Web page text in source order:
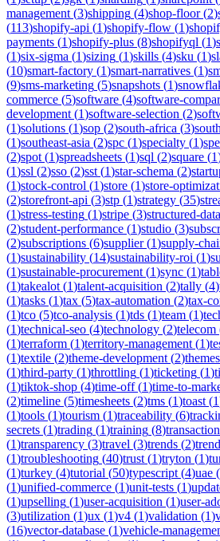
management (3)shipping (4)shop-floor(2)
(113)shopify-api (1)shopify-flow (1)
payments (1)shopify-plus (8)shopifyql (1)
(1)six-sigma (1)sizing (1)skills (4)sku (1)
(10)smart-factory (1)smart-narratives (1)
(9)sms-marketing (5)snapshots (1)
commerce (5)software (4)software-
development (1)software-selection (2)
(1)solutions (1)sop (2)south-africa (3)
(1)southeast-asia (2)spc (1)specialty (1)
(2)spot (1)spreadsheets (1)sql (2)square (1
(1)ssl (2)sso (2)sst (1)star-schema (2)
(1)stock-control (1)store (1)store-
(2)storefront-api (3)stp (1)strategy (35)
(1)stress-testing (1)stripe (3)structured-data
(2)student-performance (1)studio (3)
(2)subscriptions (6)supplier(1)supply-
(1)sustainability (14)sustainability-roi (1)
(1)sustainable-procurement (1)sync (1)
(1)takealot (1)talent-acquisition (2)tally (4)
(1)tasks (1)tax (5)tax-automation (2)tax-
(1)tco (5)tco-analysis (1)tds (1)team (1)
(1)technical-seo (4)technology (2)telecom
(1)terraform (1)territory-management (1)
(1)textile (2)theme-development (2)themes
(1)third-party (1)throttling (1)ticketing (1)
(1)tiktok-shop (4)time-off(1)time-to-
(2)timeline (5)timesheets (2)tms (1)toast (1
(1)tools (1)tourism (1)traceability (6)
secrets (1)trading (1)training (8)
(1)transparency (3)travel (3)trends (2)
(1)troubleshooting (40)trust (1)tryton (1)
(1)turkey (4)tutorial (50)typescript (4)uae (
(1)unified-commerce (1)unit-tests (1)
(1)upselling (1)user-acquisition (1)user-
(3)utilization (1)ux (1)v4 (1)validation (1)
(16)vector-database (1)vehicle-